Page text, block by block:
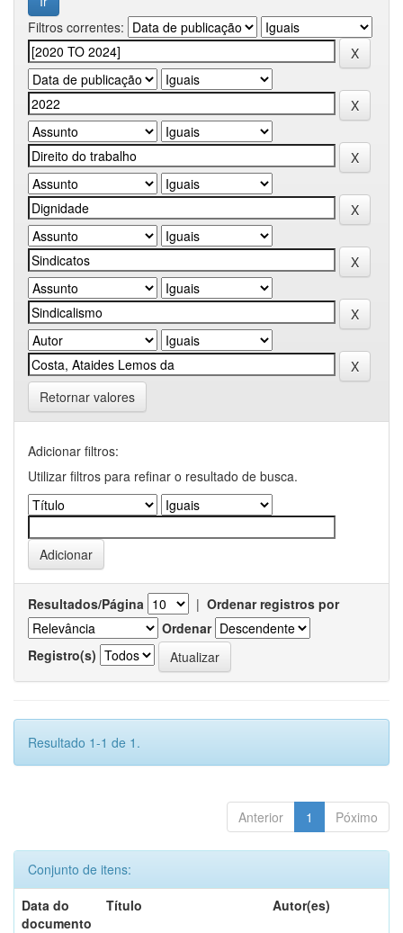
Filtros correntes:
Retornar valores
Adicionar filtros:
Utilizar filtros para refinar o resultado de busca.
Resultados/Página | Ordenar registros por
Ordenar
Registro(s)
Resultado 1-1 de 1.
Anterior 1 Póximo
Conjunto de itens:
Data do
documento
Título Autor(es)